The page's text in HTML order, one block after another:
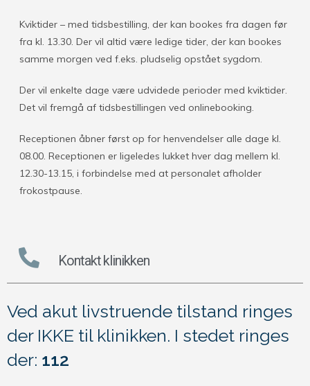
Kviktider – med tidsbestilling, der kan bookes fra dagen før
fra kl. 13.30. Der vil altid være ledige tider, der kan bookes
samme morgen ved f.eks. pludselig opstået sygdom.
Der vil enkelte dage være udvidede perioder med kviktider.
Det vil fremgå af tidsbestillingen ved onlinebooking.
Receptionen åbner først op for henvendelser alle dage kl.
08.00. Receptionen er ligeledes lukket hver dag mellem kl.
12.30-13.15, i forbindelse med at personalet afholder
frokostpause.
Kontakt klinikken
Ved akut livstruende tilstand ringes
der IKKE til klinikken. I stedet ringes
der: 112